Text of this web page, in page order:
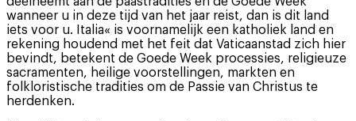
wanneer u in deze tijd van het jaar reist, dan is dit land
iets voor u. Italia« is voornamelijk een katholiek land en
rekening houdend met het feit dat Vaticaanstad zich hier
bevindt, betekent de Goede Week processies, religieuze
sacramenten, heilige voorstellingen, markten en
folkloristische tradities om de Passie van Christus te
herdenken.